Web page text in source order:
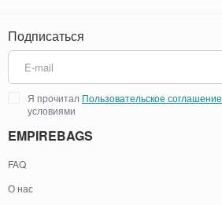
Подписаться
Я прочитал Пользовательское соглашение
условиями
EMPIREBAGS
FAQ
О нас